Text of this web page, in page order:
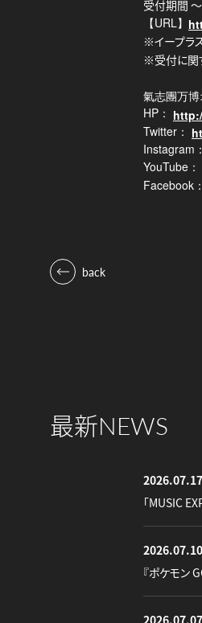
受付期間
【 URL 】
※イープラ
※受付に関
氣志團万
HP：
Twitter：
Instagram：
YouTube：
Facebook ：
back
最新NEWS
2026.07.17
「MUSIC
2026.07.10
『ポケモン